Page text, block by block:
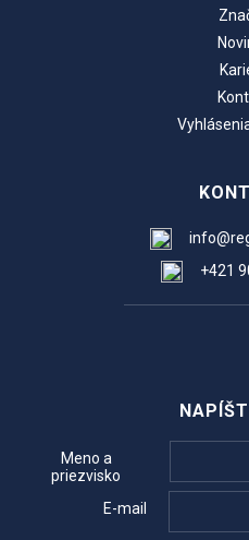
+421
Meno a
priezvisko
E-mail